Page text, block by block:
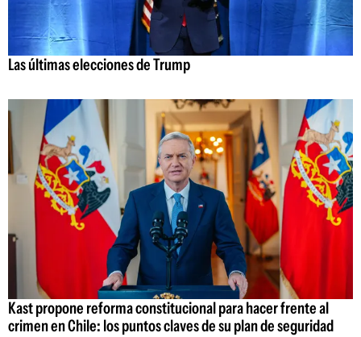
Las últimas elecciones de Trump
Kast propone reforma constitucional para hacer frente al
crimen en Chile: los puntos claves de su plan de seguridad